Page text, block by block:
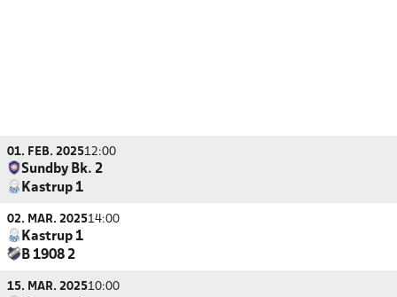
01. FEB. 202512:00
Sundby Bk. 2
Kastrup 1
02. MAR. 202514:00
Kastrup 1
B 1908 2
15. MAR. 202510:00